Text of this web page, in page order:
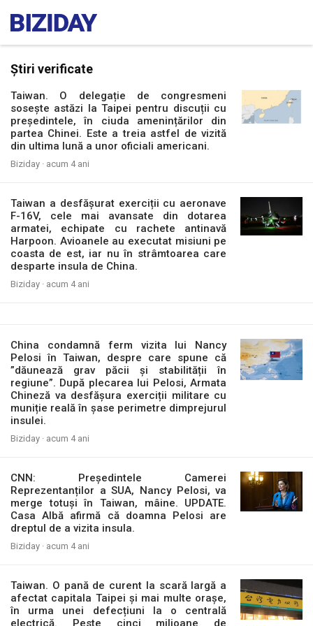
Știri verificate
Taiwan. O delegație de congresmeni
sosește astăzi la Taipei pentru discuții cu
președintele, în ciuda amenințărilor din
partea Chinei. Este a treia astfel de vizită
din ultima lună a unor oficiali americani.
Biziday · acum 4 ani
Taiwan a desfășurat exerciții cu aeronave
F-16V, cele mai avansate din dotarea
armatei, echipate cu rachete antinavă
Harpoon. Avioanele au executat misiuni pe
coasta de est, iar nu în strâmtoarea care
desparte insula de China.
Biziday · acum 4 ani
China condamnă ferm vizita lui Nancy
Pelosi în Taiwan, despre care spune că
”dăunează grav păcii și stabilității în
regiune”. După plecarea lui Pelosi, Armata
Chineză va desfășura exerciții militare cu
muniție reală în șase perimetre dimprejurul
insulei.
Biziday · acum 4 ani
CNN: Președintele Camerei
Reprezentanților a SUA, Nancy Pelosi, va
merge totuși în Taiwan, mâine. UPDATE.
Casa Albă afirmă că doamna Pelosi are
dreptul de a vizita insula.
Biziday · acum 4 ani
Taiwan. O pană de curent la scară largă a
afectat capitala Taipei și mai multe orașe,
în urma unei defecțiuni la o centrală
electrică. Peste cinci milioane de